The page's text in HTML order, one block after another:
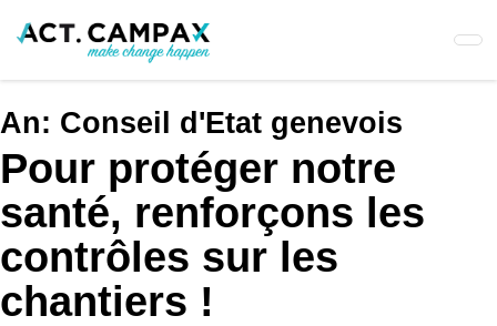
An: Conseil d'Etat genevois
Pour protéger notre
santé, renforçons les
contrôles sur les
chantiers !